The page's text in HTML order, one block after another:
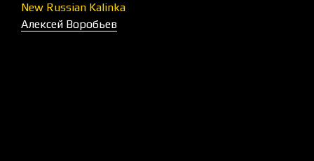
New Russian Kalinka
Алексей Воробьев